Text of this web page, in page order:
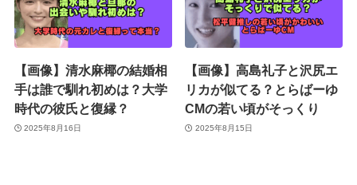
【画像】清水麻椰の結婚相
手は誰で馴れ初めは？大学
時代の彼氏と復縁？
2025年8月16日
【画像】高島礼子と沢尻エ
リカが似てる？とらばーゆ
CMの若い頃がそっくり
2025年8月15日